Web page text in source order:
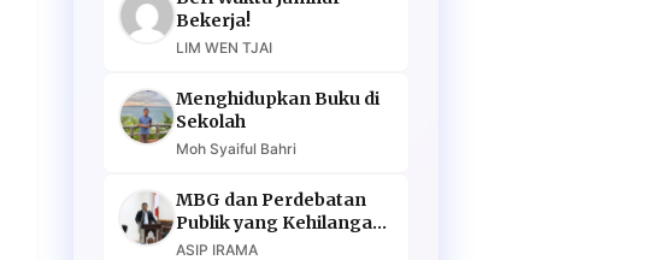
Bekerja!
LIM WEN TJAI
Menghidupkan Buku di
Sekolah
Moh Syaiful Bahri
MBG dan Perdebatan
Publik yang Kehilangan
Argumen
ASIP IRAMA